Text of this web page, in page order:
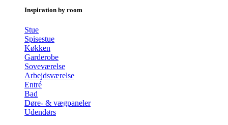
Inspiration by room
Stue
Spisestue
Køkken
Garderobe
Soveværelse
Arbejdsværelse
Entré
Bad
Døre- & vægpaneler
Udendørs